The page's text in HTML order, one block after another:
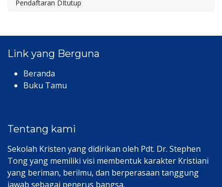
Pendaftaran DItutup
Link yang Berguna
Beranda
Buku Tamu
Tentang kami
Sekolah Kristen yang didirikan oleh Pdt. Dr. Stephen
Tong yang memiliki visi membentuk karakter Kristiani
yang beriman, berilmu, dan berperasaan tanggung
jawab sebagai penerus bangsa.